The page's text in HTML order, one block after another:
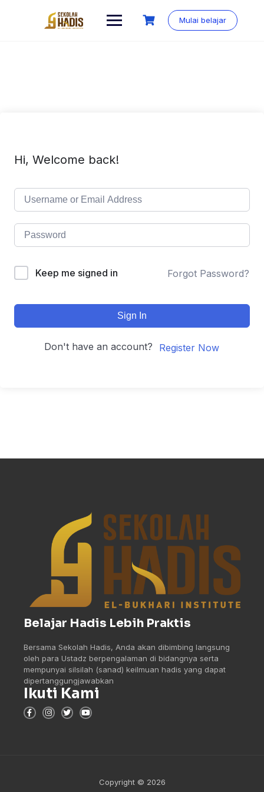
Mulai belajar
Hi, Welcome back!
Keep me signed in Forgot Password?
Sign In
Don't have an account? Register Now
Belajar Hadis Lebih Praktis
Bersama Sekolah Hadis, Anda akan dibimbing langsung
oleh para Ustadz berpengalaman di bidangnya serta
mempunyai silsilah (sanad) keilmuan hadis yang dapat
dipertanggungjawabkan
Ikuti Kami
Copyright © 2026